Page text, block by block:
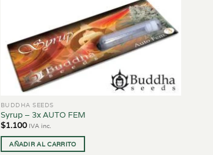
BUDDHA SEEDS
Syrup – 3x AUTO FEM
$1.100 IVA inc.
AÑADIR AL CARRITO